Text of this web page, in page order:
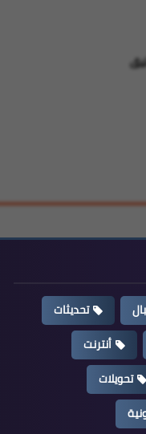
تحديثات
أنترنت
تحويلات